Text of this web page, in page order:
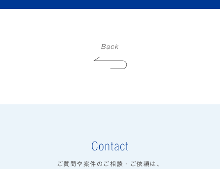
ご質問や案件のご相談・ご依頼は、